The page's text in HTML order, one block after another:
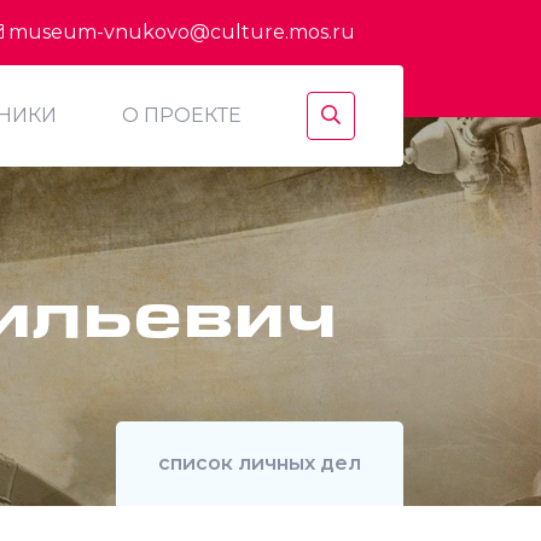
museum-vnukovo@culture.mos.ru
О ПРОЕКТЕ
список личных дел